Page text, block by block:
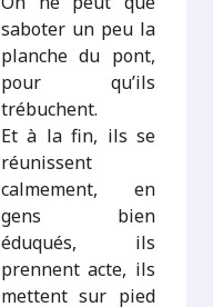
saboter un peu la
planche du pont,
pour qu’ils
trébuchent.
Et à la fin, ils se
réunissent
calmement, en
gens bien
éduqués, ils
prennent acte, ils
mettent sur pied